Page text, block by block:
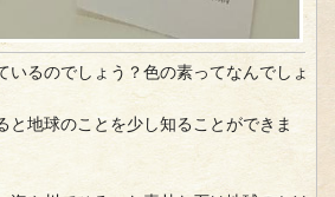
いるのでしょう？色の素ってなんでしょ
と地球のことを少し知ることができま